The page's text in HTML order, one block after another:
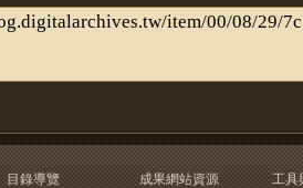
目錄導覽
成果網站資源
工具